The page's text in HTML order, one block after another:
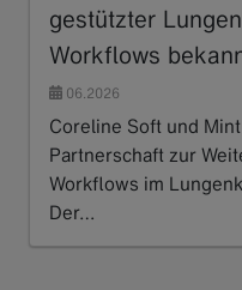
gestützter
Workflows
06.2026
Coreline Soft und
Partnerschaft zur
Workflows im
Der…